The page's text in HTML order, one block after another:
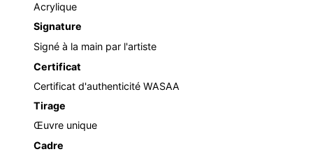
Acrylique
Signature
Signé à la main par l'artiste
Certificat
Certificat d'authenticité WASAA
Tirage
Œuvre unique
Cadre